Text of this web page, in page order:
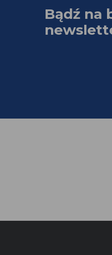
Bądź na